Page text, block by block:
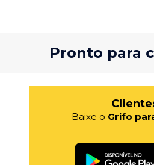
Pronto para
Baixe o Grifo